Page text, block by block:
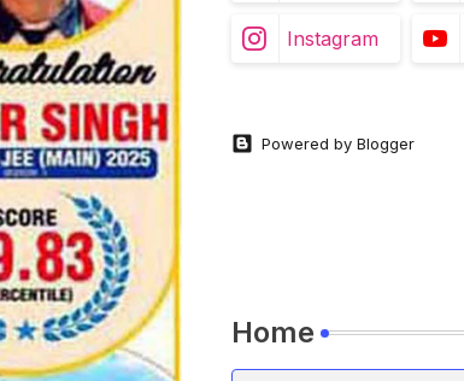
Instagram
Powered by Blogger
Home